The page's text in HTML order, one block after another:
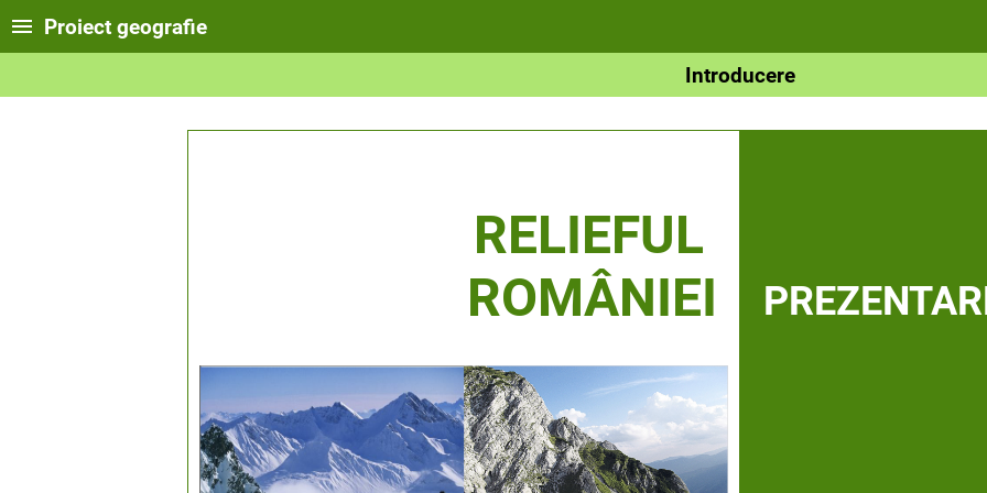
Proiect geografie
Introducere
RELIEFUL
ROMÂNIEI